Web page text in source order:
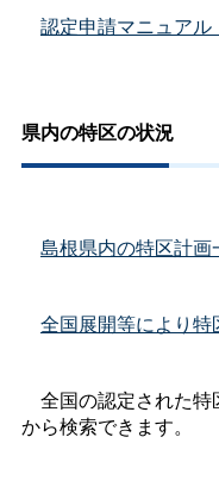
認定申請マニュアル
県内の特区の状況
島根県内の特区計画
全国展開等により
全国の認定された特
から検索できます。